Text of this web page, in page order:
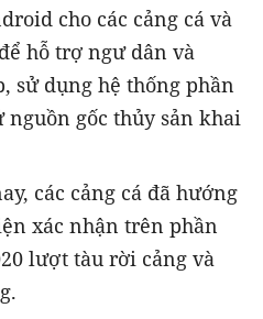
cho các cảng cá và
hỗ trợ ngư dân và
sử dụng hệ thống phần
gốc thủy sản khai
các cảng cá đã hướng
xác nhận trên phần
lượt tàu rời cảng và